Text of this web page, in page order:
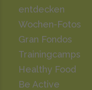
entdecken
Wochen-Fotos
Gran Fondos
Trainingcamps
Healthy Food
Be Active